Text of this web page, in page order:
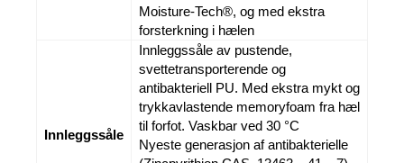
Moisture-Tech®, og med ekstra
forsterkning i hælen
Innleggssåle
Innleggssåle av pustende,
svettetransporterende og
antibakteriell PU. Med ekstra mykt og
trykkavlastende memoryfoam fra hæl
til forfot. Vaskbar ved 30 °C
Nyeste generasjon af antibakterielle